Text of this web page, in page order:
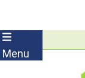
Skip
toMenu